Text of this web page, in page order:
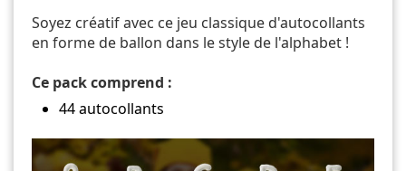
Soyez créatif avec ce jeu classique d'autocollants
en forme de ballon dans le style de l'alphabet !
Ce pack comprend :
44 autocollants